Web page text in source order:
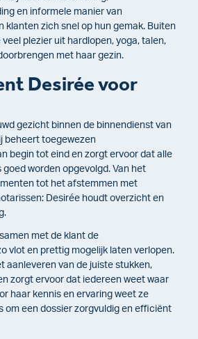
en informele manier van
klanten zich snel op hun gemak. Buiten
plezier uit hardlopen, yoga, talen,
met haar gezin.
Desirée voor
gezicht binnen de binnendienst van
beheert toegewezen
begin tot eind en zorgt ervoor dat alle
worden opgevolgd. Van het
tot het afstemmen met
Desirée houdt overzicht en
met de klant de
vlot en prettig mogelijk laten verlopen.
aanleveren van de juiste stukken,
zorgt ervoor dat iedereen weet waar
haar kennis en ervaring weet ze
om een dossier zorgvuldig en efficiënt